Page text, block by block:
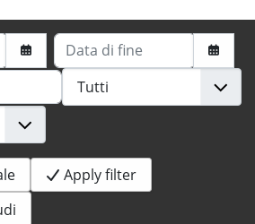
Data di fine
Apply filter